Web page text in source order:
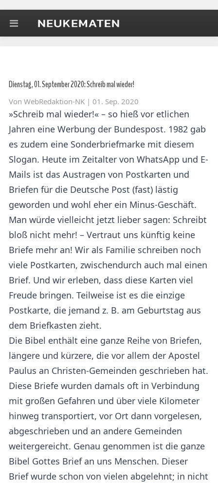
Dienstag, 01. September 2020: Schreib mal wieder!
Von WebRedaktion-NK | 01. Sep. 2020
»Schreib mal wieder!« – so hieß vor etlichen
Jahren eine Werbung der Bundespost. 1982 gab
es zudem eine Sonderbriefmarke mit diesem
Slogan. Heute im Zeitalter von WhatsApp und E-
Mails ist das Austragen von Postkarten und
Briefen für die Deutsche Post (fast) lästig
geworden und wohl eher ein Minus-Geschäft.
Man würde vielleicht jetzt lieber sagen: Schreibt
bloß nicht mehr! – Vertraut uns künftig keine
Briefe mehr an! Wir als Familie schreiben noch
viele Postkarten, zwischendurch auch mal einen
Brief. Und wir erleben, dass diese Karten viel
Freude bringen. Teilweise ist es die einzige
Postkarte, die jemand z. B. am Geburtstag aus
dem Briefkasten zieht.
Die Bibel enthält eine ganze Reihe von Briefen,
längere und kürzere, die vor allem der Apostel
Paulus an Christen-Gemeinden geschrieben hat.
Diese Briefe wurden damals oft in Verbindung
mit großen Gefahren und über viele Kilometer
hinweg transportiert, vor Ort dann vorgelesen,
abgeschrieben und an andere Gemeinden
weitergereicht. Genau genommen ist die ganze
Bibel Gottes Brief an uns Menschen. Dieser
Brief wurde schon von vielen abgelehnt; in nicht